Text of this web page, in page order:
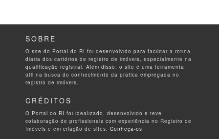
SOBRE
O site do Portal do RI foi desenvolvido para facilitar a rotina
diária dos cartórios de registro de imóveis, especialmente na
qualificação registral. Além disso, o site é uma ferramenta
útil na busca do conhecimento da prática empregada no
registro de imóveis.
CRÉDITOS
O Portal do RI foi idealizado, desenvolvido e teve
colaboração de profissionais com experiência no Registro de
Imóveis e em criação de sites.Conheça-os!